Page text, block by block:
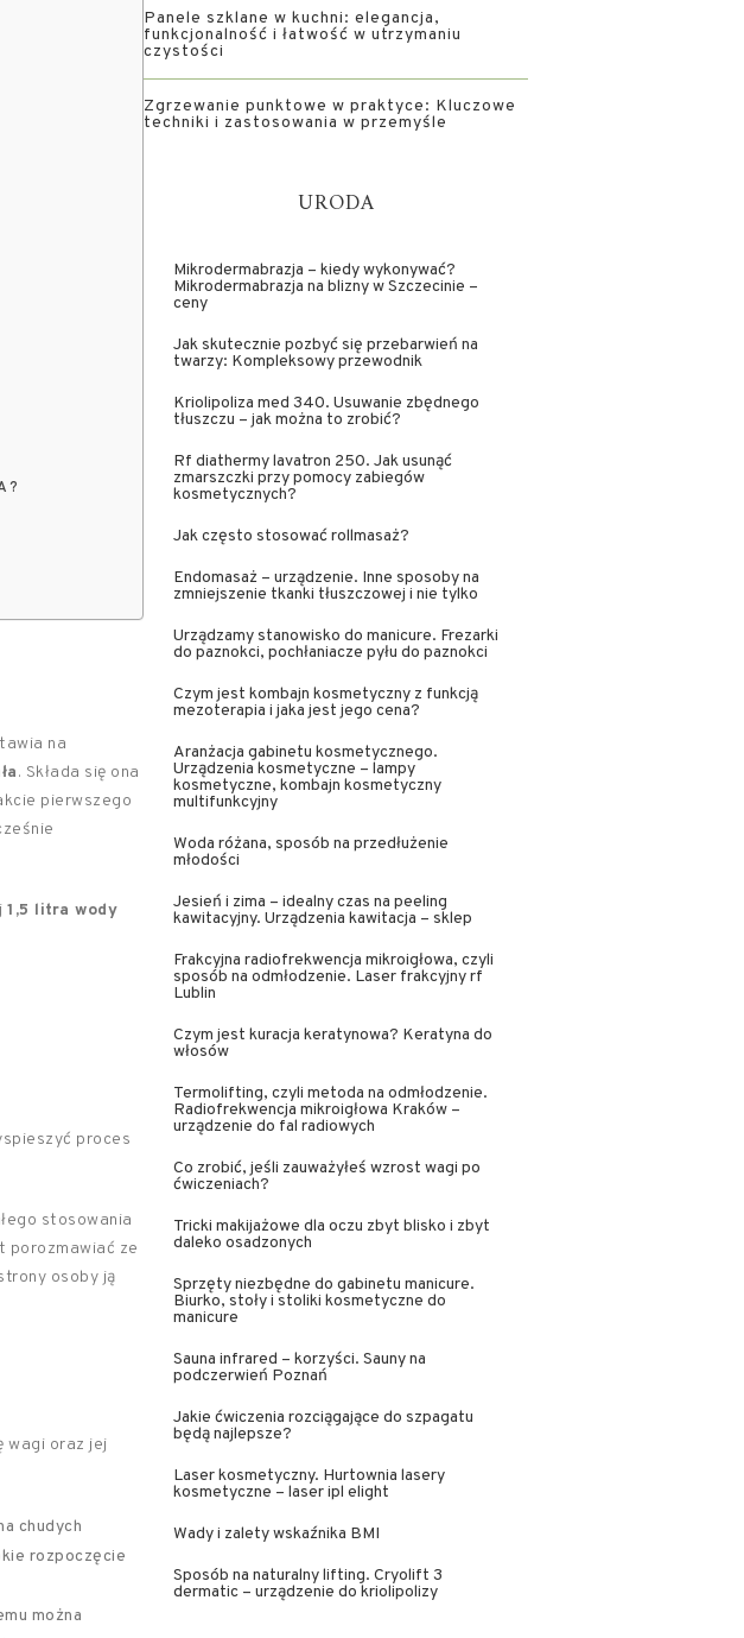
na
. Składa się ona
pierwszego
1,5 litra wody
proces
stosowania
porozmawiać ze
osoby ją
wagi oraz jej
chudych
rozpoczęcie
można
Panele szklane w kuchni: elegancja,
funkcjonalność i łatwość w utrzymaniu
czystości
Zgrzewanie punktowe w praktyce: Kluczowe
techniki i zastosowania w przemyśle
URODA
Mikrodermabrazja – kiedy wykonywać?
Mikrodermabrazja na blizny w Szczecinie –
ceny
Jak skutecznie pozbyć się przebarwień na
twarzy: Kompleksowy przewodnik
Kriolipoliza med 340. Usuwanie zbędnego
tłuszczu – jak można to zrobić?
Rf diathermy lavatron 250. Jak usunąć
zmarszczki przy pomocy zabiegów
kosmetycznych?
Jak często stosować rollmasaż?
Endomasaż – urządzenie. Inne sposoby na
zmniejszenie tkanki tłuszczowej i nie tylko
Urządzamy stanowisko do manicure. Frezarki
do paznokci, pochłaniacze pyłu do paznokci
Czym jest kombajn kosmetyczny z funkcją
mezoterapia i jaka jest jego cena?
Aranżacja gabinetu kosmetycznego.
Urządzenia kosmetyczne – lampy
kosmetyczne, kombajn kosmetyczny
multifunkcyjny
Woda różana, sposób na przedłużenie
młodości
Jesień i zima – idealny czas na peeling
kawitacyjny. Urządzenia kawitacja – sklep
Frakcyjna radiofrekwencja mikroigłowa, czyli
sposób na odmłodzenie. Laser frakcyjny rf
Lublin
Czym jest kuracja keratynowa? Keratyna do
włosów
Termolifting, czyli metoda na odmłodzenie.
Radiofrekwencja mikroigłowa Kraków –
urządzenie do fal radiowych
Co zrobić, jeśli zauważyłeś wzrost wagi po
ćwiczeniach?
Tricki makijażowe dla oczu zbyt blisko i zbyt
daleko osadzonych
Sprzęty niezbędne do gabinetu manicure.
Biurko, stoły i stoliki kosmetyczne do
manicure
Sauna infrared – korzyści. Sauny na
podczerwień Poznań
Jakie ćwiczenia rozciągające do szpagatu
będą najlepsze?
Laser kosmetyczny. Hurtownia lasery
kosmetyczne – laser ipl elight
Wady i zalety wskaźnika BMI
Sposób na naturalny lifting. Cryolift 3
dermatic – urządzenie do kriolipolizy